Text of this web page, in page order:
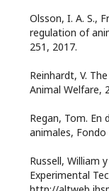
Olsson, I. A. S.,
regulation of
251, 2017.
Reinhardt, V.
Animal Welfare,
Regan, Tom. En
animales,
Russell, William
Experimental